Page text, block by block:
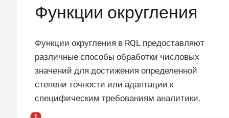
Функции округления
Функции округления в RQL предоставляют
различные способы обработки числовых
значений для достижения определенной
степени точности или адаптации к
специфическим требованиям аналитики.